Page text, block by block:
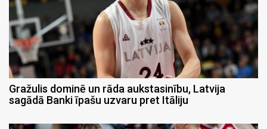
Gražulis dominē un rāda aukstasinību, Latvija
sagādā Banki īpašu uzvaru pret Itāliju